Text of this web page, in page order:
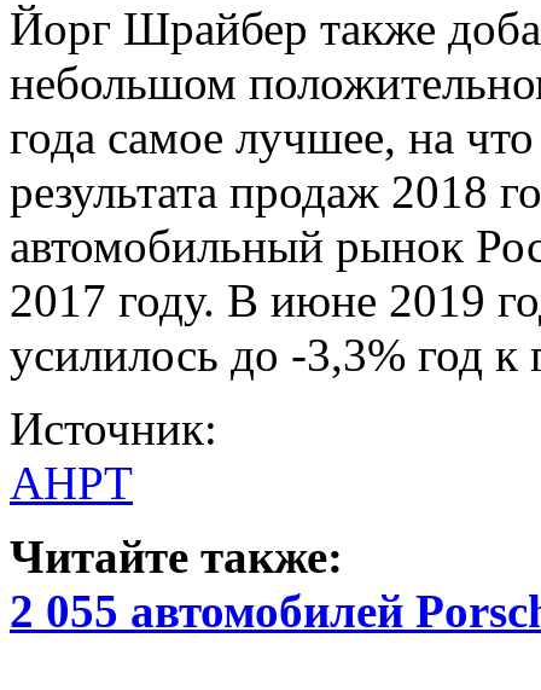
Йорг Шрайбер также
небольшом
года самое лучшее, на
результата продаж 2018
автомобильный рынок
2017 году. В июне 2019
усилилось до -3,3% год к
Источник:
АНРТ
Читайте также:
2 055 автомобилей